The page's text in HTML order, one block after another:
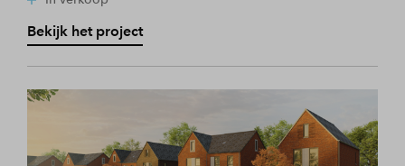
Bekijk het project